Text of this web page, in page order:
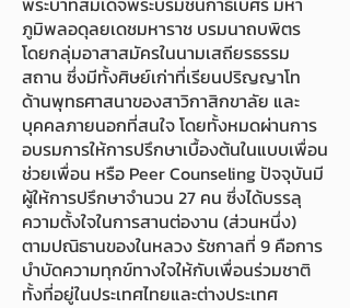
ภูมิพลอดุลยเดชมหาราช บรมนาถบพิตร
โดยกลุ่มอาสาสมัครในนามเสถียรธรรม
สถาน ซึ่งมีทั้งศิษย์เก่าที่เรียนปริญญาโท
ด้านพุทธศาสนาของสาวิกาสิกขาลัย และ
บุคคลภายนอกที่สนใจ โดยทั้งหมดผ่านการ
อบรมการให้การปรึกษาเบื้องต้นในแบบเพื่อน
ช่วยเพื่อน หรือ Peer Counseling ปัจจุบันมี
ผู้ให้การปรึกษาจำนวน 27 คน ซึ่งได้บรรลุ
ความตั้งใจในการสานต่องาน (ส่วนหนึ่ง)
ตามปณิธานของในหลวง รัชกาลที่ 9 คือการ
บำบัดความทุกข์ทางใจให้กับเพื่อนร่วมชาติ
ทั้งที่อยู่ในประเทศไทยและต่างประเทศ